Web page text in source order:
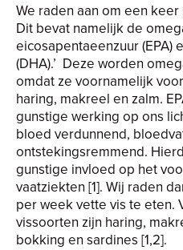
We raden aan om een
Dit bevat namelijk de
eicosapentaeenzuur (EPA)
(DHA).’ Deze worden
omdat ze voornamelijk
haring, makreel en zalm.
gunstige werking op ons
bloed verdunnend,
ontstekingsremmend.
gunstige invloed op het
vaatziekten [1]. Wij raden
per week vette vis te eten.
vissoorten zijn haring,
bokking en sardines [1,2].